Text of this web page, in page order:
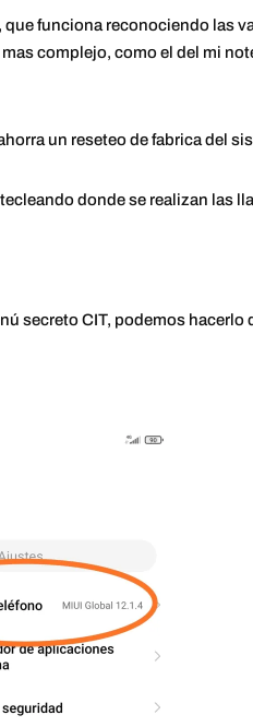
funciona reconociendo las
complejo, como el del mi
un reseteo de fabrica del
donde se realizan las
secreto CIT, podemos